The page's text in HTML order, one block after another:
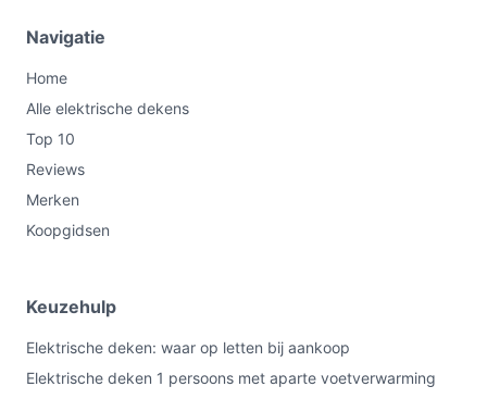
Navigatie
Home
Alle elektrische dekens
Top 10
Reviews
Merken
Koopgidsen
Keuzehulp
Elektrische deken: waar op letten bij aankoop
Elektrische deken 1 persoons met aparte voetverwarming